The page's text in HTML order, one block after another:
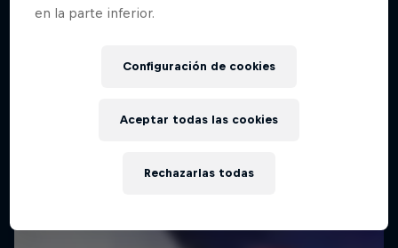
en la parte inferior.
Configuración de cookies
Rechazarlas todas
Aceptar todas las cookies